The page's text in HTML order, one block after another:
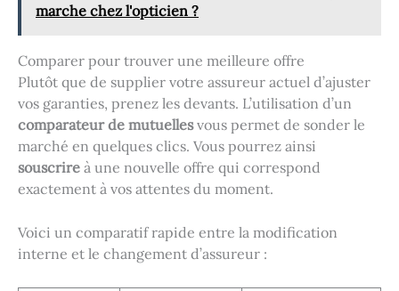
marche chez l'opticien ?
Comparer pour trouver une meilleure offre
Plutôt que de supplier votre assureur actuel d’ajuster
vos garanties, prenez les devants. L’utilisation d’un
comparateur de mutuellesvous permet de sonder le
marché en quelques clics. Vous pourrez ainsi
souscrire à une nouvelle offre qui correspond
exactement à vos attentes du moment.
Voici un comparatif rapide entre la modification
interne et le changement d’assureur :